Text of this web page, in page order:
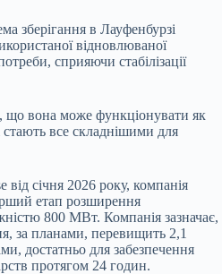
зберігання в Лауфенбурзі
відновлюваної
сприяючи стабілізації
що вона може функціонувати як
стають все складнішими для
від січня 2026 року, компанія
етап розширення
800 МВт. Компанія зазначає,
за планами, перевищить 2,1
достатньо для забезпечення
протягом 24 годин.